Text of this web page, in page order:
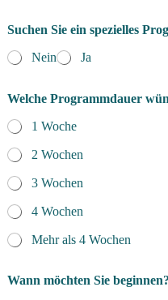
*
Suchen Sie ein spezielles
Nein
Ja
Welche Programmdauer
1 Woche
2 Wochen
3 Wochen
4 Wochen
Mehr als 4 Wochen
Wann möchten Sie beginnen?